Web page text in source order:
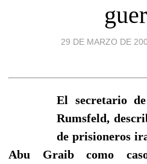
29 DE MARZO DE
El secretario
Rumsfeld,
de prisioneros
Abu Graib como